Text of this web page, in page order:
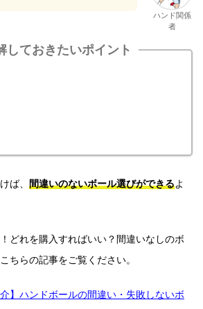
ハンド関係
者
しておきたいポイント
ば、 間違いのないボール選びができるよ
どれを購入すればいい？間違いなしのボ
ちらの記事をご覧ください。
】ハンドボールの間違い・失敗しないボ